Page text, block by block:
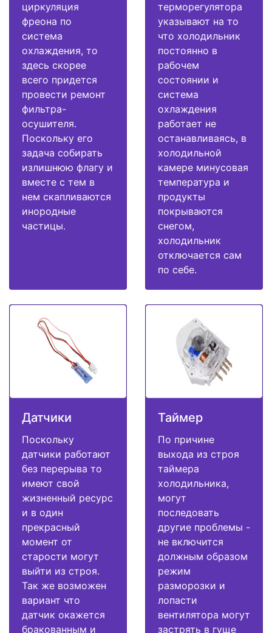
циркуляция
фреона по
система
охлаждения, то
здесь скорее
всего придется
провести ремонт
фильтра-
осушителя.
Поскольку его
задача собирать
излишнюю флагу и
вместе с тем в
нем скапливаются
инородные
частицы.
терморегулятора
указывают на то
что холодильник
постоянно в
рабочем
состоянии и
система
охлаждения
работает не
останавливаясь, в
холодильной
камере минусовая
температура и
продукты
покрываются
снегом,
холодильник
отключается сам
по себе.
Датчики
Поскольку
датчики работают
без перерыва то
имеют свой
жизненный ресурс
и в один
прекрасный
момент от
старости могут
выйти из строя.
Так же возможен
вариант что
датчик окажется
бракованным и
Таймер
По причине
выхода из строя
таймера
холодильника,
могут
последовать
другие проблемы -
не включится
должным образом
режим
разморозки и
лопасти
вентилятора могут
застрять в гуще